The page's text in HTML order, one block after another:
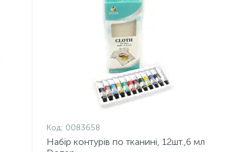
Код: 0083658
Набір контурів по тканині, 12шт.,6 мл